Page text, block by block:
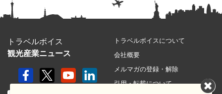
トラベルボイス
観光産業ニュース
トラベルボイスについて
会社概要
メルマガの登録・解除
引用・転載について